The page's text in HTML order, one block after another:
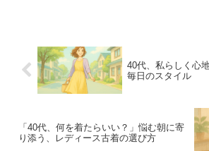
40代、私らしく心
毎日のスタイル
「40代、何を着たらいい？」悩む朝に寄
り添う、レディース古着の選び方